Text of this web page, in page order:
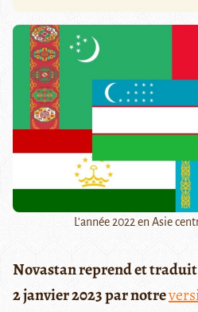
L'année 2022 en Asie
Novastan reprend et
2 janvier 2023 par notre